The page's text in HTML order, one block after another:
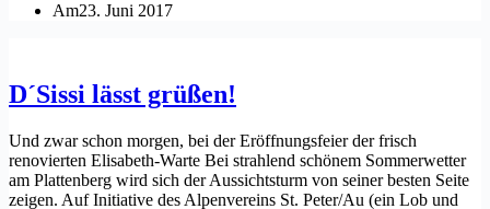
Am23. Juni 2017
D´Sissi lässt grüßen!
Und zwar schon morgen, bei der Eröffnungsfeier der frisch
renovierten Elisabeth-Warte Bei strahlend schönem Sommerwetter
am Plattenberg wird sich der Aussichtsturm von seiner besten Seite
zeigen. Auf Initiative des Alpenvereins St. Peter/Au (ein Lob und